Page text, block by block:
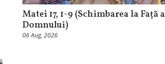
Matei 17, 1-9 (Schimbarea la Față a
Domnului)
06 Aug, 2026